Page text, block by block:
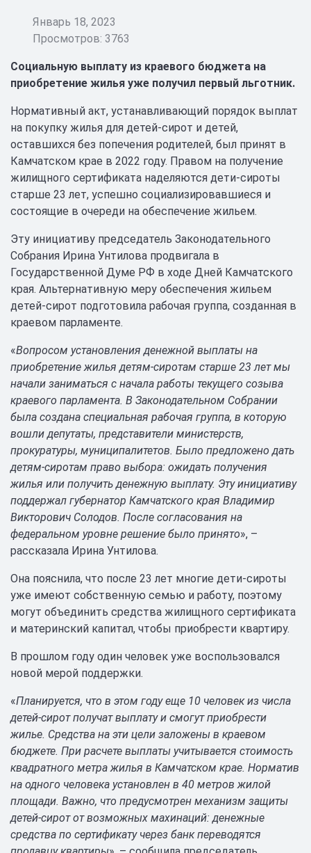
Январь 18, 2023
Просмотров: 3763
Социальную выплату из краевого бюджета на
приобретение жилья уже получил первый льготник.
Нормативный акт, устанавливающий порядок выплат
на покупку жилья для детей-сирот и детей,
оставшихся без попечения родителей, был принят в
Камчатском крае в 2022 году. Правом на получение
жилищного сертификата наделяются дети-сироты
старше 23 лет, успешно социализировавшиеся и
состоящие в очереди на обеспечение жильем.
Эту инициативу председатель Законодательного
Собрания Ирина Унтилова продвигала в
Государственной Думе РФ в ходе Дней Камчатского
края. Альтернативную меру обеспечения жильем
детей-сирот подготовила рабочая группа, созданная в
краевом парламенте.
«Вопросом установления денежной выплаты на
приобретение жилья детям-сиротам старше 23 лет мы
начали заниматься с начала работы текущего созыва
краевого парламента. В Законодательном Собрании
была создана специальная рабочая группа, в которую
вошли депутаты, представители министерств,
прокуратуры, муниципалитетов. Было предложено дать
детям-сиротам право выбора: ожидать получения
жилья или получить денежную выплату. Эту инициативу
поддержал губернатор Камчатского края Владимир
Викторович Солодов. После согласования на
федеральном уровне решение было принято», –
рассказала Ирина Унтилова.
Она пояснила, что после 23 лет многие дети-сироты
уже имеют собственную семью и работу, поэтому
могут объединить средства жилищного сертификата
и материнский капитал, чтобы приобрести квартиру.
В прошлом году один человек уже воспользовался
новой мерой поддержки.
«Планируется, что в этом году еще 10 человек из числа
детей-сирот получат выплату и смогут приобрести
жилье. Средства на эти цели заложены в краевом
бюджете. При расчете выплаты учитывается стоимость
квадратного метра жилья в Камчатском крае. Норматив
на одного человека установлен в 40 метров жилой
площади. Важно, что предусмотрен механизм защиты
детей-сирот от возможных махинаций: денежные
средства по сертификату через банк переводятся